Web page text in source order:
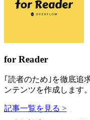
for Reader
｢読者のため｣を徹底追
ンテンツを作成します。
記事一覧を見る >